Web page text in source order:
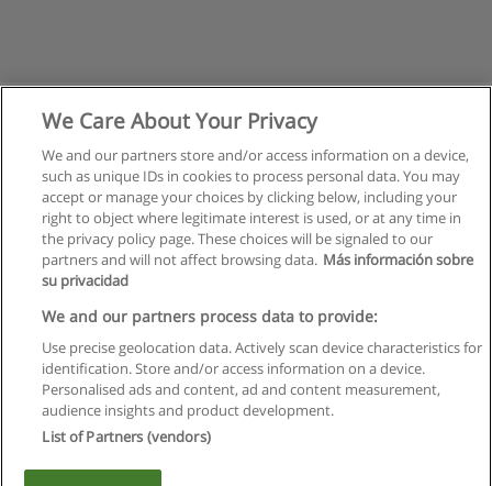
Regulamin
Polityka ochrony danych osobowych
Kontakt z Educaedu
Copyright © Educaedu Business S.L. - CIF : B-95610580: -
We Care About Your Privacy
We and our partners store and/or access information on a device,
such as unique IDs in cookies to process personal data. You may
accept or manage your choices by clicking below, including your
right to object where legitimate interest is used, or at any time in
the privacy policy page. These choices will be signaled to our
partners and will not affect browsing data. Más información sobre
su privacidad
We and our partners process data to provide:
Use precise geolocation data. Actively scan device characteristics for
identification. Store and/or access information on a device.
Personalised ads and content, ad and content measurement,
audience insights and product development.
List of Partners (vendors)